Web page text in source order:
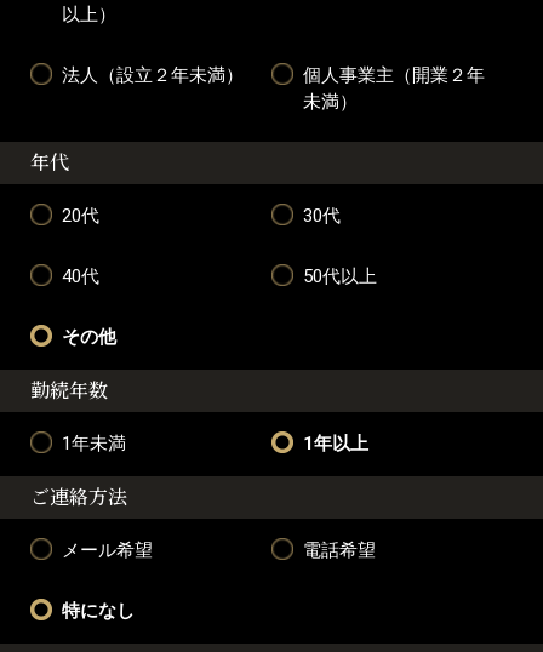
以上）
法人（設立２年未満）
個人事業主（開業２年
未満）
年代
20代 30代
40代 50代以上
その他
勤続年数
1年未満 1年以上
ご連絡方法
メール希望 電話希望
特になし